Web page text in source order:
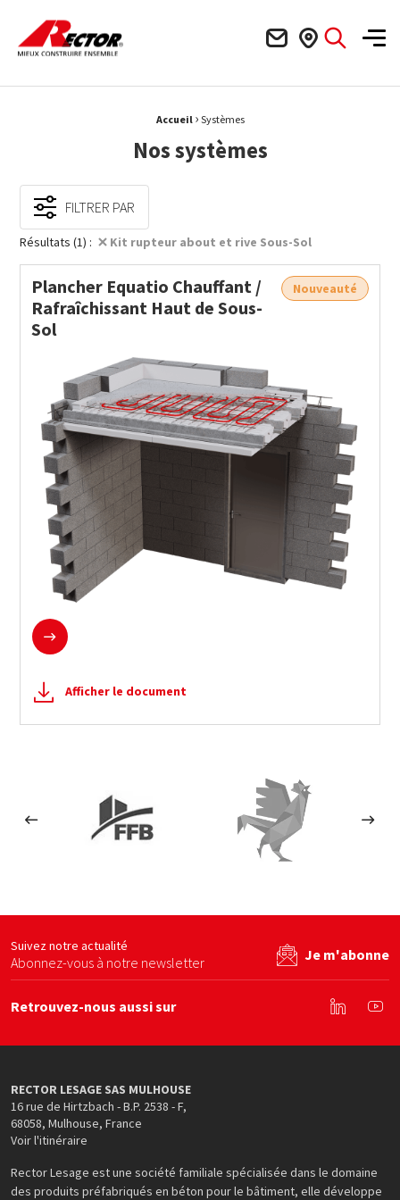
Rector Mieux construire ensemble
Accueil › Systèmes
Nos systèmes
FILTRER PAR
Résultats (1) : Kit rupteur about et rive Sous-Sol
Nouveauté
Plancher Equatio Chauffant /
Rafraîchissant Haut de Sous-
Sol
En savoir plus
Afficher le document
Suivez notre actualité
Abonnez-vous à notre newsletter Je m'abonne
Retrouvez-nous aussi sur
Linkedin
RECTOR LESAGE SAS MULHOUSE
16 rue de Hirtzbach - B.P. 2538 - F,
68058, Mulhouse, France
Voir l'itinéraire
Rector Lesage est une société familiale spécialisée dans le domaine
des produits préfabriqués en béton pour le bâtiment, elle développe